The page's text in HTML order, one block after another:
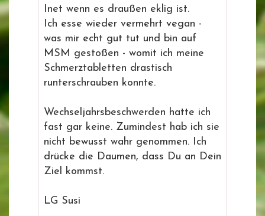
Inet wenn es draußen eklig ist.
Ich esse wieder vermehrt vegan -
was mir echt gut tut und bin auf
MSM gestoßen - womit ich meine
Schmerztabletten drastisch
runterschrauben konnte.
Wechseljahrsbeschwerden hatte ich
fast gar keine. Zumindest hab ich sie
nicht bewusst wahr genommen. Ich
drücke die Daumen, dass Du an Dein
Ziel kommst.
LG Susi